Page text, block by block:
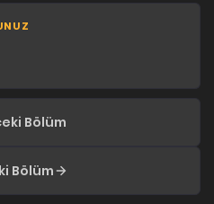
Bölüm
Bölüm